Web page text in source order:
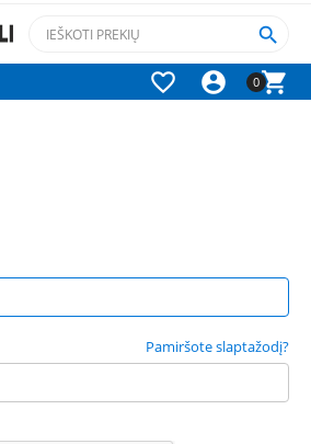
0



Pamiršote slaptažodį?